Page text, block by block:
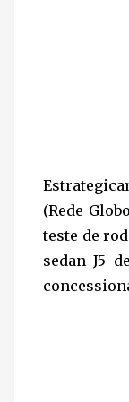
(Rede
teste de
sedan J5